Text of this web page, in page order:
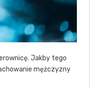
Jakby tego
mężczyzny